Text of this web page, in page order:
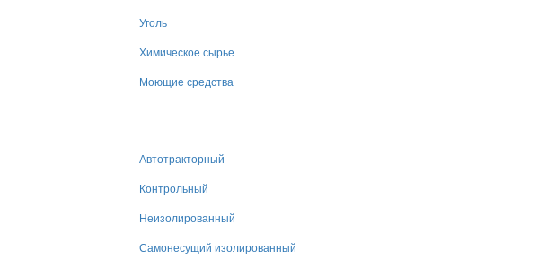
Уголь
Химическое сырье
Моющие средства
Автотракторный
Контрольный
Неизолированный
Самонесущий изолированный